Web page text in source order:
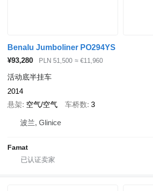
Benalu Jumboliner PO294YS
¥93,280
PLN 51,500 ≈ €11,960
活动底半挂车
2014
悬架 空气/空气 车桥数 3
波兰, Glinice
Famat